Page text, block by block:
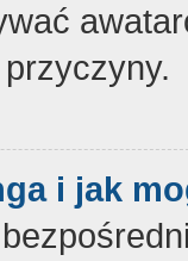
i jak